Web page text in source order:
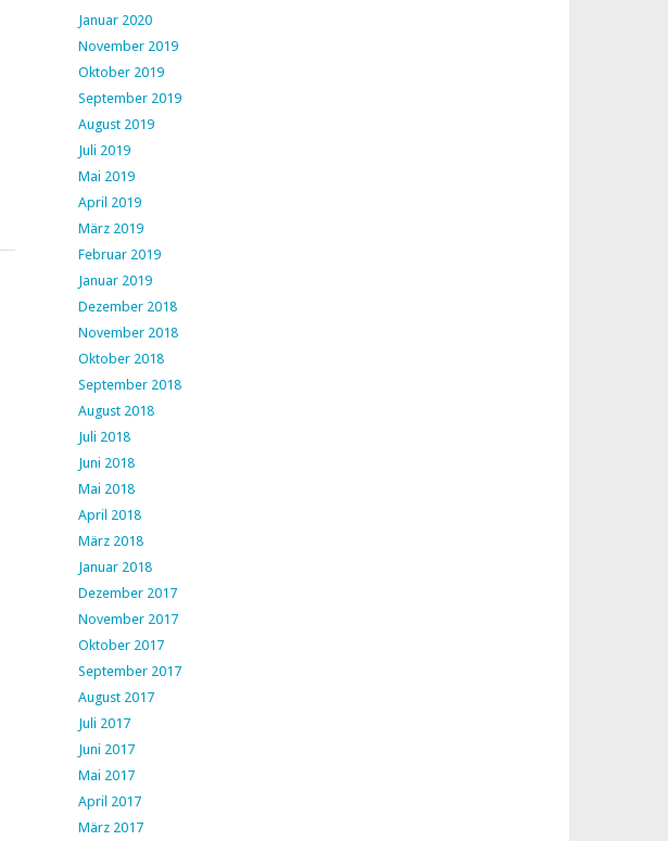
Januar 2020
November 2019
Oktober 2019
September 2019
August 2019
Juli 2019
Mai 2019
April 2019
März 2019
Februar 2019
Januar 2019
Dezember 2018
November 2018
Oktober 2018
September 2018
August 2018
Juli 2018
Juni 2018
Mai 2018
April 2018
März 2018
Januar 2018
Dezember 2017
November 2017
Oktober 2017
September 2017
August 2017
Juli 2017
Juni 2017
Mai 2017
April 2017
März 2017